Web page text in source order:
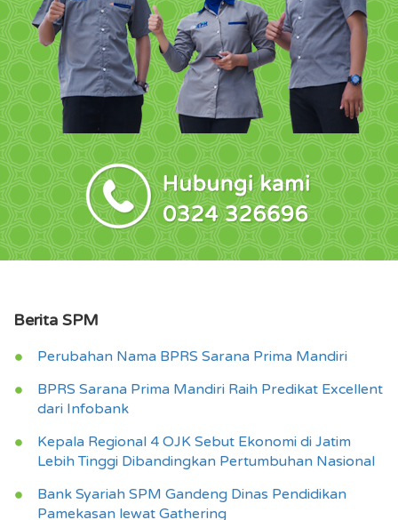
Berita SPM
Perubahan Nama BPRS Sarana Prima Mandiri
BPRS Sarana Prima Mandiri Raih Predikat Excellent
dari Infobank
Kepala Regional 4 OJK Sebut Ekonomi di Jatim
Lebih Tinggi Dibandingkan Pertumbuhan Nasional
Bank Syariah SPM Gandeng Dinas Pendidikan
Pamekasan lewat Gathering